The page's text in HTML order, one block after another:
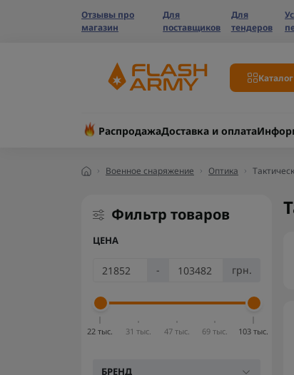
Отзывы про
магазин
Для
поставщиков
Для
тендеров
Каталог
РаспродажаДоставка и оплата
Военное снаряжение Оптика
Фильтр товаров
ЦЕНА
- грн.
22 тыс. 31 тыс. 47 тыс. 69 тыс. 103 тыс.
БРЕНД